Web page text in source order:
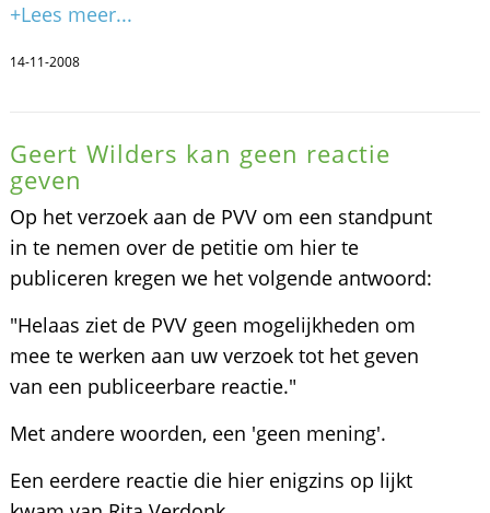
+Lees meer...
14-11-2008
Geert Wilders kan geen reactie
geven
Op het verzoek aan de PVV om een standpunt
in te nemen over de petitie om hier te
publiceren kregen we het volgende antwoord:
"Helaas ziet de PVV geen mogelijkheden om
mee te werken aan uw verzoek tot het geven
van een publiceerbare reactie."
Met andere woorden, een 'geen mening'.
Een eerdere reactie die hier enigzins op lijkt